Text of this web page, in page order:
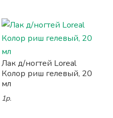
Лак д/ногтей Loreal
Колор риш гелевый, 20
мл
1р.